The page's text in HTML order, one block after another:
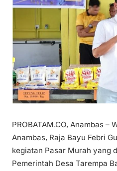
PROBATAM.CO, Anambas –
Anambas, Raja Bayu Febri
kegiatan Pasar Murah yang
Pemerintah Desa Tarempa